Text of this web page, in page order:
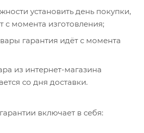
установить день покупки,
с момента изготовления;
гарантия идёт с момента
из интернет-магазина
со дня доставки.
включает в себя: